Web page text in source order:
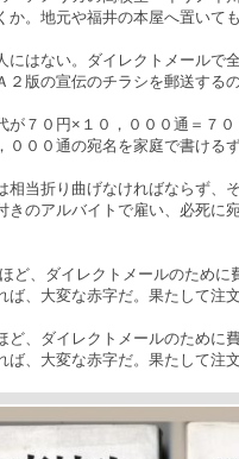
か。地元や福井の本屋へ置いて
はない。ダイレクトメールで
２版の宣伝のチラシを郵送する
７０円×１０，０００通＝７
０００通の宛名を家庭で書ける
当折り曲げなければならず、
きのアルバイトで雇い、必死に
、ダイレクトメールのために
ば、大変な赤字だ。果たし
、ダイレクトメールのために
ば、大変な赤字だ。果たし